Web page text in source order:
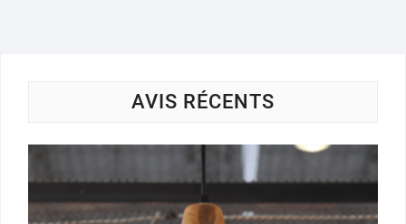
AVIS RÉCENTS